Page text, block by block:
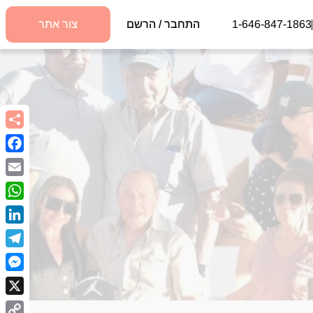
1-646-847-1863 התחבר / הרשם צור אתר
X